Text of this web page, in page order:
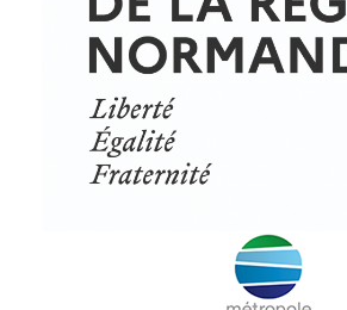
Mentions légales
Plan du site